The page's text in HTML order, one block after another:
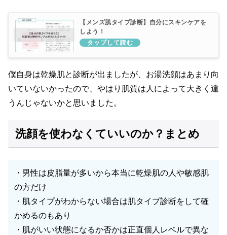
【メンズ肌タイプ診断】自分にスキンケアを
しよう！
僕自身は乾燥肌と診断が出ましたが、お湯洗顔はあまり向
いていないかったので、やはり肌質は人によって大きく違
うんじゃないかと思いました。
洗顔を使わなくていいのか？まとめ
・男性は皮脂量が多いから本当に乾燥肌の人や敏感肌
の方だけ
・肌タイプがわからない場合は肌タイプ診断をして確
かめるのもあり
・肌がいい状態になるか否かは正直個人レベルで異な